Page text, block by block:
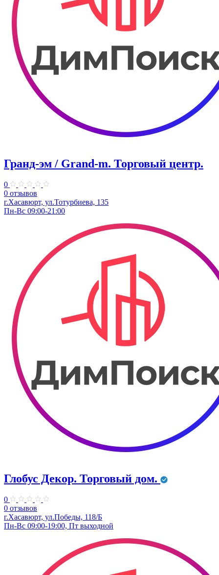
Гранд-эм / Grand-m. Торговый центр.
0
0 отзывов
г.Хасавюрт, ул.Тотурбиева, 135
Пн-Вс 09:00-21:00
Глобус Декор. Торговый дом.
0
0 отзывов
г.Хасавюрт, ул.Победы, 118/Б
Пн-Вс 09:00-19:00, Пт выходной